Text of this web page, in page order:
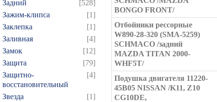
Задний
[528]
Зажим-клипса
[1]
Заклепка
[1]
Заливная
[4]
Замок
[12]
Защита
[79]
Защитно-
восстановительный
[4]
Звезда
[1]
BONGO FRONT/
Отбойники рессорные
W890-28-320 (SMA-5259)
SCHMACO /задний
MAZDA TITAN 2000-
WHF5T/
Подушка двигателя 11220-
45B05 NISSAN /K11, Z10
CG10DE,